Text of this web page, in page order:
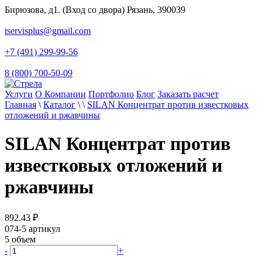
Бирюзова, д1. (Вход со двора) Рязань, 390039
tservisplus@gmail.com
+7 (491) 299-99-56
8 (800) 700-50-09
Услуги О Компании Портфолио Блог Заказать расчет
Главная \ Каталог \ \ SILAN Концентрат против известковых
отложений и ржавчины
SILAN Концентрат против
известковых отложений и
ржавчины
892.43 ₽
074-5 артикул
5 объем
-
+